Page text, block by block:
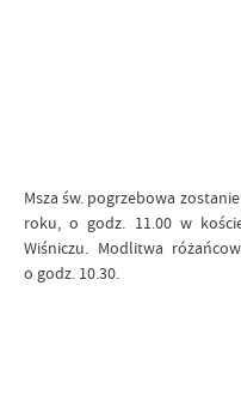
Msza św. pogrzebowa
roku, o godz. 11.00 w
Wiśniczu. Modlitwa
o godz. 10.30.